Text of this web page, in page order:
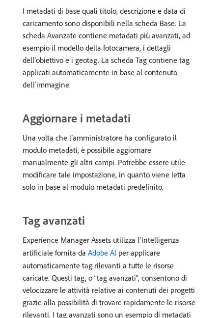
I metadati di base quali titolo, descrizione e data di
caricamento sono disponibili nella scheda Base. La
scheda Avanzate contiene metadati più avanzati, ad
esempio il modello della fotocamera, i dettagli
dell’obiettivo e i geotag. La scheda Tag contiene tag
applicati automaticamente in base al contenuto
dell’immagine.
Aggiornare i metadati
Una volta che l’amministratore ha configurato il
modulo metadati, è possibile aggiornare
manualmente gli altri campi. Potrebbe essere utile
modificare tale impostazione, in quanto viene letta
solo in base al modulo metadati predefinito.
Tag avanzati
Experience Manager Assets utilizza l’intelligenza
artificiale fornita da Adobe AI per applicare
automaticamente tag rilevanti a tutte le risorse
caricate. Questi tag, o “tag avanzati”, consentono di
velocizzare le attività relative ai contenuti dei progetti
grazie alla possibilità di trovare rapidamente le risorse
rilevanti. I tag avanzati sono un esempio di metadati